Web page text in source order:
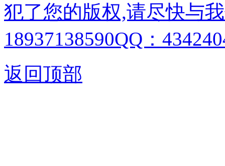
犯了您的版权,请尽快与
18937138590QQ：
返回顶部